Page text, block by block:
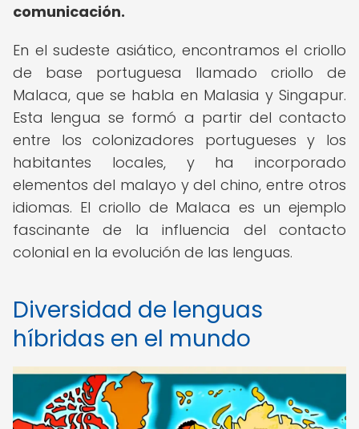
comunicación.
En el sudeste asiático, encontramos el criollo
de base portuguesa llamado criollo de
Malaca, que se habla en Malasia y Singapur.
Esta lengua se formó a partir del contacto
entre los colonizadores portugueses y los
habitantes locales, y ha incorporado
elementos del malayo y del chino, entre otros
idiomas. El criollo de Malaca es un ejemplo
fascinante de la influencia del contacto
colonial en la evolución de las lenguas.
Diversidad de lenguas
híbridas en el mundo